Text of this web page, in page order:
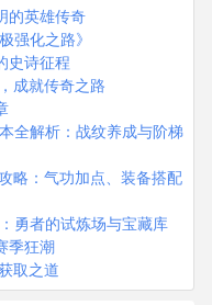
的英雄传奇
强化之路》
史诗征程
成就传奇之路
全解析：战纹养成与阶梯
略：气功加点、装备搭配
勇者的试炼场与宝藏库
季狂潮
取之道